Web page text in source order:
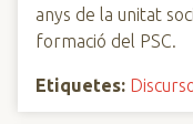
anys de la unitat
formació del PSC.
Etiquetes: